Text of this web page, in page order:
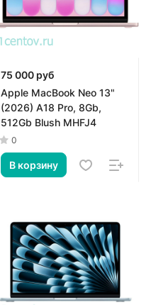
75 000 руб
Apple MacBook Neo 13"
(2026) A18 Pro, 8Gb,
512Gb Blush MHFJ4
0
В корзину